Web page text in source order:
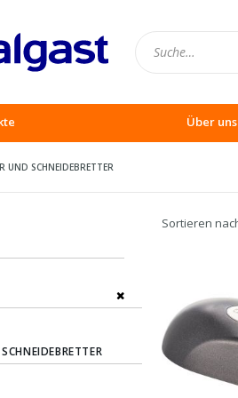
Über uns
UND SCHNEIDEBRETTER
Sortieren
Dies entfernen